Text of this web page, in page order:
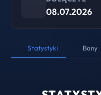
08.07.2026
Statystyki Bany